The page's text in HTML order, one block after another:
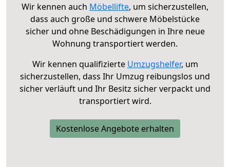
Wir kennen auch Möbellifte, um sicherzustellen,
dass auch große und schwere Möbelstücke
sicher und ohne Beschädigungen in Ihre neue
Wohnung transportiert werden.
Wir kennen qualifizierte Umzugshelfer, um
sicherzustellen, dass Ihr Umzug reibungslos und
sicher verläuft und Ihr Besitz sicher verpackt und
transportiert wird.
Kostenlose Angebote erhalten